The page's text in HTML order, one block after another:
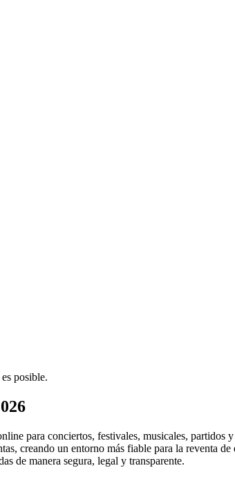
posible.
para conciertos, festivales, musicales,
creando un entorno más fiable para la reventa
de manera segura, legal y transparente.